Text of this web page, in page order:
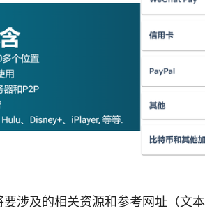
涉及的相关资源和参考网址（文